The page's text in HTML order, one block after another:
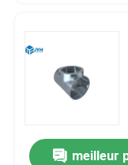
meilleur